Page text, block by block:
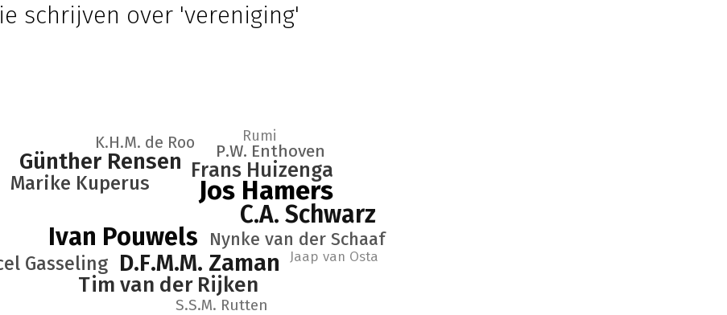
schrijven over 'vereniging'
Jos Hamers
Ivan Pouwels
C.A. Schwarz
D.F.M.M. Zaman
Günther Rensen
Tim van der Rijken
Frans Huizenga
Marike Kuperus
Gasseling
Nynke van der Schaaf
P.W. Enthoven
K.H.M. de Roo
S.S.M. Rutten
Rumi
Jaap van Osta